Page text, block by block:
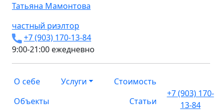
Татьяна Мамонтова
частный риэлтор
+7 (903) 170-13-84
9:00-21:00 ежедневно
О себе Услуги
Стоимость
Объекты
Статьи
+7 (903) 170-
13-84